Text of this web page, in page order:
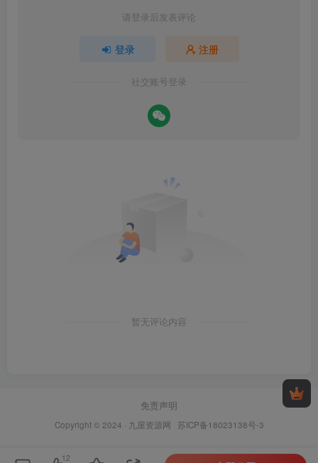
请登录后发表评论
登录 注册
社交账号登录
暂无评论内容
免责声明
Copyright © 2024 · 九屋资源网 苏ICP备18023138号-3
12